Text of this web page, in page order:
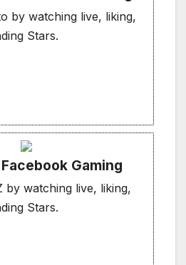
by watching live, liking,
Stars.
Gaming
by watching live, liking,
Stars.